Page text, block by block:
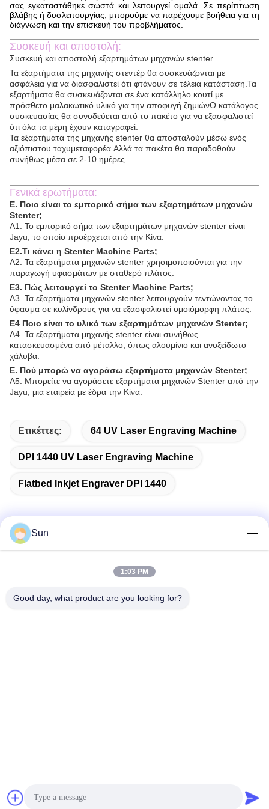
σας εγκαταστάθηκε σωστά και λειτουργεί ομαλά. Σε περίπτωση
βλάβης ή δυσλειτουργίας, μπορούμε να παρέχουμε βοήθεια για τη
διάγνωση και την επισκευή του προβλήματος.
Συσκευή και αποστολή:
Συσκευή και αποστολή εξαρτημάτων μηχανών stenter
Τα εξαρτήματα της μηχανής στεντέρ θα συσκευάζονται με
ασφάλεια για να διασφαλιστεί ότι φτάνουν σε τέλεια κατάσταση.Τα
εξαρτήματα θα συσκευάζονται σε ένα κατάλληλο κουτί με
πρόσθετο μαλακωτικό υλικό για την αποφυγή ζημιώνΟ κατάλογος
συσκευασίας θα συνοδεύεται από το πακέτο για να εξασφαλιστεί
ότι όλα τα μέρη έχουν καταγραφεί.
Τα εξαρτήματα της μηχανής stenter θα αποσταλούν μέσω ενός
αξιόπιστου ταχυμεταφορέα.Αλλά τα πακέτα θα παραδοθούν
συνήθως μέσα σε 2-10 ημέρες..
Γενικά ερωτήματα:
Ε. Ποιο είναι το εμπορικό σήμα των εξαρτημάτων μηχανών
Stenter;
Α1. Το εμπορικό σήμα των εξαρτημάτων μηχανών stenter είναι
Jayu, το οποίο προέρχεται από την Κίνα.
Ε2.Τι κάνει η Stenter Machine Parts;
Α2. Τα εξαρτήματα μηχανών stenter χρησιμοποιούνται για την
παραγωγή υφασμάτων με σταθερό πλάτος.
Ε3. Πώς λειτουργεί το Stenter Machine Parts;
Α3. Τα εξαρτήματα μηχανών stenter λειτουργούν τεντώνοντας το
ύφασμα σε κυλίνδρους για να εξασφαλιστεί ομοιόμορφη πλάτος.
Ε4 Ποιο είναι το υλικό των εξαρτημάτων μηχανών Stenter;
Α4. Τα εξαρτήματα μηχανής stenter είναι συνήθως
κατασκευασμένα από μέταλλο, όπως αλουμίνιο και ανοξείδωτο
χάλυβα.
Ε. Πού μπορώ να αγοράσω εξαρτήματα μηχανών Stenter;
Α5. Μπορείτε να αγοράσετε εξαρτήματα μηχανών Stenter από την
Jayu, μια εταιρεία με έδρα την Κίνα.
Ετικέττες: 64 UV Laser Engraving Machine
DPI 1440 UV Laser Engraving Machine
Flatbed Inkjet Engraver DPI 1440
NO.55 XINSHENG ROAD, DISTRICT WUJIN, CHANGZHOU,
δικαιώματα © 2022-2026 Changzhou Jayu International Trade
Co., Ltd . Διατηρούνται όλα τα πνευματικά δικαιώματα.
Sun
1:03 PM
Good day, what product are you looking for?